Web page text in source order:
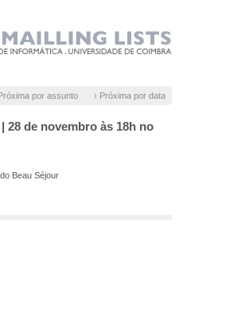
por assunto › Próxima por data
de novembro às 18h no
Beau Séjour